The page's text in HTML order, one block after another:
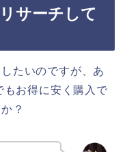
サーチして
たいのですが、あ
お得に安く購入で
？